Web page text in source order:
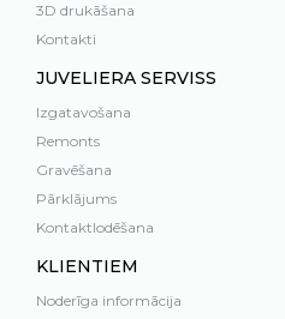
3D drukāšana
Kontakti
JUVELIERA SERVISS
Izgatavošana
Remonts
Gravēšana
Pārklājums
Kontaktlodēšana
KLIENTIEM
Noderīga informācija